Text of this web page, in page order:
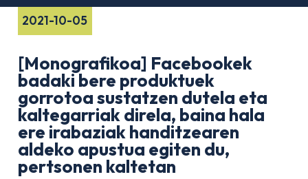
2021-10-05
[Monografikoa] Facebookek
badaki bere produktuek
gorrotoa sustatzen dutela eta
kaltegarriak direla, baina hala
ere irabaziak handitzearen
aldeko apustua egiten du,
pertsonen kaltetan